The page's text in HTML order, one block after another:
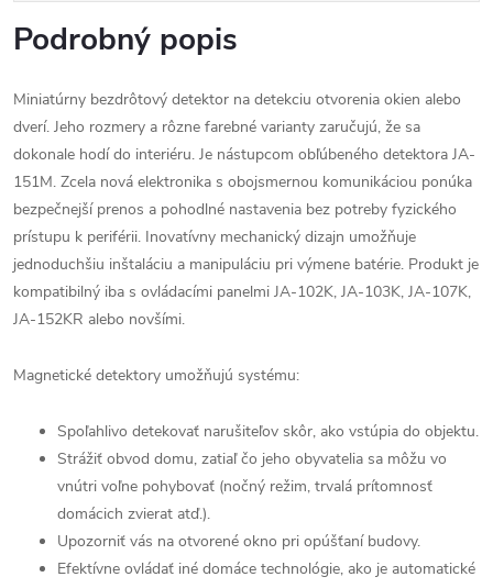
Podrobný popis
Miniatúrny bezdrôtový detektor na detekciu otvorenia okien alebo
dverí. Jeho rozmery a rôzne farebné varianty zaručujú, že sa
dokonale hodí do interiéru. Je nástupcom obľúbeného detektora JA-
151M. Zcela nová elektronika s obojsmernou komunikáciou ponúka
bezpečnejší prenos a pohodlné nastavenia bez potreby fyzického
prístupu k periférii. Inovatívny mechanický dizajn umožňuje
jednoduchšiu inštaláciu a manipuláciu pri výmene batérie. Produkt je
kompatibilný iba s ovládacími panelmi JA-102K, JA-103K, JA-107K,
JA-152KR alebo novšími.
Magnetické detektory umožňujú systému:
Spoľahlivo detekovať narušiteľov skôr, ako vstúpia do objektu.
Strážiť obvod domu, zatiaľ čo jeho obyvatelia sa môžu vo
vnútri voľne pohybovať (nočný režim, trvalá prítomnosť
domácich zvierat atď.).
Upozorniť vás na otvorené okno pri opúšťaní budovy.
Efektívne ovládať iné domáce technológie, ako je automatické